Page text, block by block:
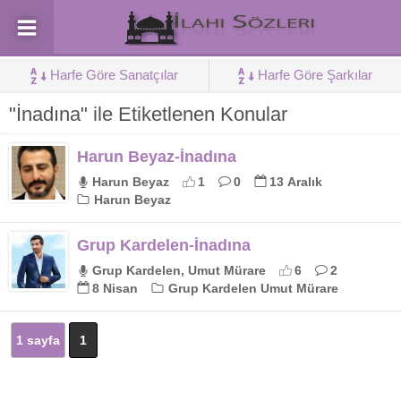
Harfe Göre Sanatçılar Harfe Göre Şarkılar
"İnadına" ile Etiketlenen Konular
Harun Beyaz-İnadına
Harun Beyaz 1 0
13 Aralık
Harun Beyaz
Grup Kardelen-İnadına
Grup Kardelen, Umut Mürare 6
2
8 Nisan
Grup Kardelen Umut Mürare
1 sayfa 1